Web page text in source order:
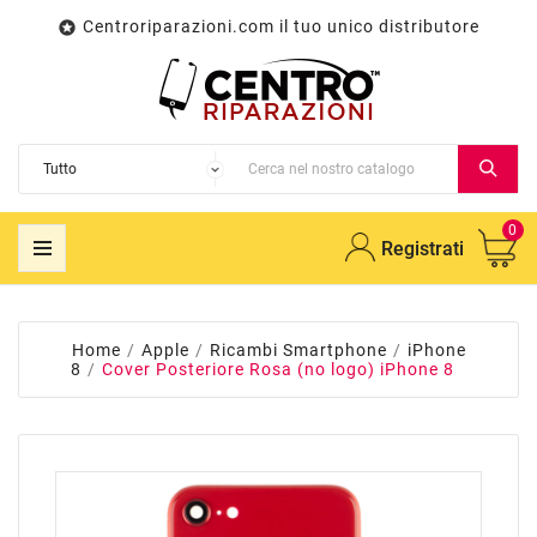
 Centroriparazioni.com il tuo unico distributore
Registrati
0
Home Apple Ricambi Smartphone
iPhone
8
Cover Posteriore Rosa (no logo) iPhone 8